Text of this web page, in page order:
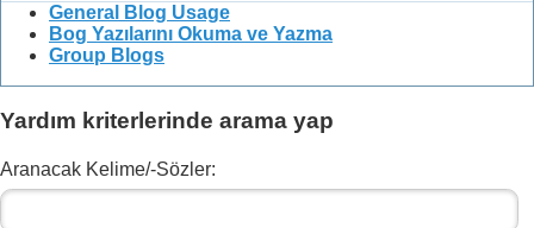
General Blog Usage
Bog Yazılarını Okuma ve Yazma
Group Blogs
Yardım kriterlerinde arama yap
Aranacak Kelime/-Sözler: